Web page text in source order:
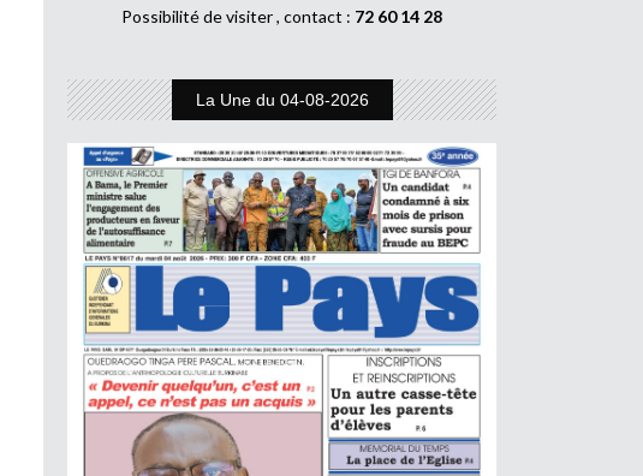
Possibilité de visiter , contact : 72 60 14 28
La Une du 04-08-2026